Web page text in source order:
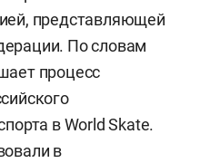
представляющей
По словам
процесс
в World Skate.
в